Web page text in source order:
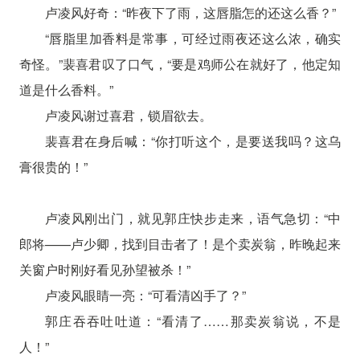
卢凌风好奇：“昨夜下了雨，这唇脂怎的还这么香？”
“唇脂里加香料是常事，可经过雨夜还这么浓，确实
奇怪。”裴喜君叹了口气，“要是鸡师公在就好了，他定知
道是什么香料。”
卢凌风谢过喜君，锁眉欲去。
裴喜君在身后喊：“你打听这个，是要送我吗？这乌
膏很贵的！”
卢凌风刚出门，就见郭庄快步走来，语气急切：“中
郎将——卢少卿，找到目击者了！是个卖炭翁，昨晚起来
关窗户时刚好看见孙望被杀！”
卢凌风眼睛一亮：“可看清凶手了？”
郭庄吞吞吐吐道：“看清了……那卖炭翁说，不是
人！”